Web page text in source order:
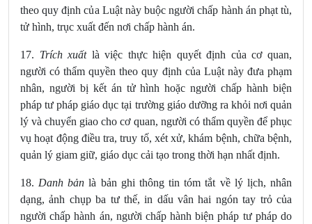
theo quy định của Luật này buộc người chấp hành án phạt tù,
tử hình, trục xuất đến nơi chấp hành án.
17. Trích xuấtlà việc thực hiện quyết định của cơ quan,
người có thẩm quyền theo quy định của Luật này đưa phạm
nhân, người bị kết án tử hình hoặc người chấp hành biện
pháp tư pháp giáo dục tại trường giáo dưỡng ra khỏi nơi quản
lý và chuyển giao cho cơ quan, người có thẩm quyền để phục
vụ hoạt động điều tra, truy tố, xét xử, khám bệnh, chữa bệnh,
quản lý giam giữ, giáo dục cải tạo trong thời hạn nhất định.
18. Danh bản là bản ghi thông tin tóm tắt về lý lịch, nhân
dạng, ảnh chụp ba tư thế, in dấu vân hai ngón tay trỏ của
người chấp hành án, người chấp hành biện pháp tư pháp do